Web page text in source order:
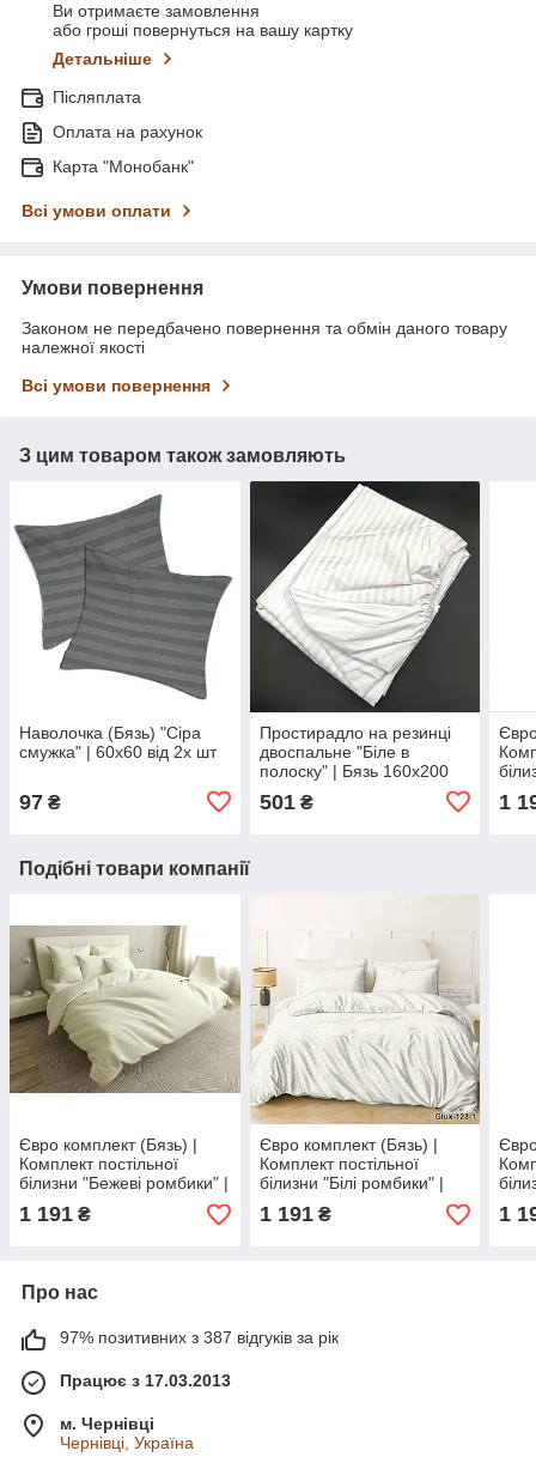
Ви отримаєте замовлення
або гроші повернуться на вашу картку
Детальніше
Післяплата
Оплата на рахунок
Карта "Монобанк"
Всі умови оплати
Умови повернення
Законом не передбачено повернення та обмін даного товару
належної якості
Всі умови повернення
З цим товаром також замовляють
Наволочка (Бязь) "Сіра
смужка" | 60х60 від 2х шт
97 ₴
Простирадло на резинці
двоспальне "Біле в
полоску" | Бязь 160х200
501₴ 1
Подібні товари компанії
Євро комплект (Бязь) |
Комплект постільної
білизни "Бежеві ромбики" |
Простирадло 240х220 см
1 191 ₴
Євро комплект (Бязь) |
Комплект постільної
білизни "Білі ромбики" |
Простирадло 240х220 см
1 191₴ 1
Про нас
97% позитивних з 387 відгуків за рік
Працює з 17.03.2013
м. Чернівці
Чернівці, Україна